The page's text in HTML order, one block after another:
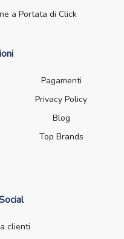
a Portata di Click
Pagamenti
Privacy Policy
Blog
Top Brands
clienti